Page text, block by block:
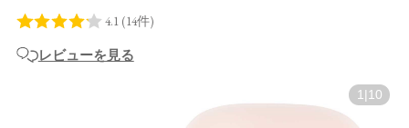
レビューを見る
1 10